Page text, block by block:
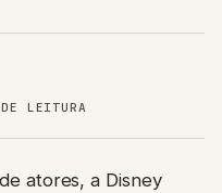
LEITURA
atores, a Disney